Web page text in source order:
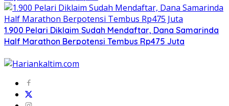
1.900 Pelari Diklaim Sudah Mendaftar, Dana Samarinda
Half Marathon Berpotensi Tembus Rp475 Juta